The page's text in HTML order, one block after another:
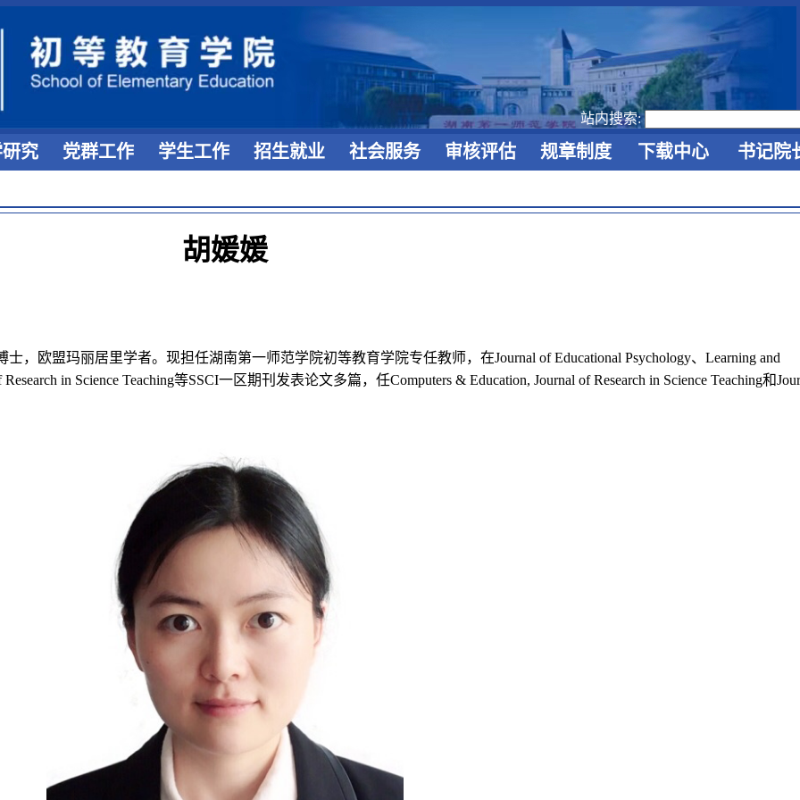
站内搜索:
究 党群工作 学生工作 招生就业 社会服务 审核评估 规章制度 下载中心 书记院
胡媛媛
，欧盟玛丽居里学者。现担任湖南第一师范学院初等教育学院专任教师，在Journal of Educational Psychology、Learning and
in Science Teaching等SSCI一区期刊发表论文多篇，任Computers & Education, Journal of Research in Science Teaching和